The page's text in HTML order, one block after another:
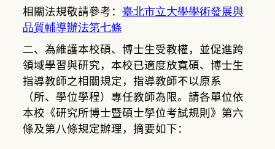
相關法規敬請參考： 臺北市立大學學術發展與
品質輔導辦法第七條
二、為維護本校碩、博士生受教權，並促進跨
領域學習與研究，本校已適度放寬碩、博士生
指導教師之相關規定，指導教師不以原系
（所、學位學程）專任教師為限。請各單位依
本校《研究所博士暨碩士學位考試規則》第六
條及第八條規定辦理，摘要如下：